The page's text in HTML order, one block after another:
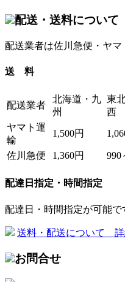
配送・送料について
配送業者は佐川急便・ヤマ
送 料
配送業者
北海道・九
州
東
西
ヤマト運
輸
1,500円
佐川急便
1,360円 990
配達日指定・時間指定
配達日・時間指定が可能で
送料・配送について 詳
お問合せ